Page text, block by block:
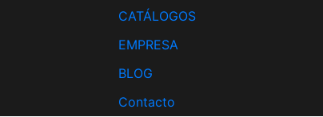
CATÁLOGOS
EMPRESA
BLOG
Contacto